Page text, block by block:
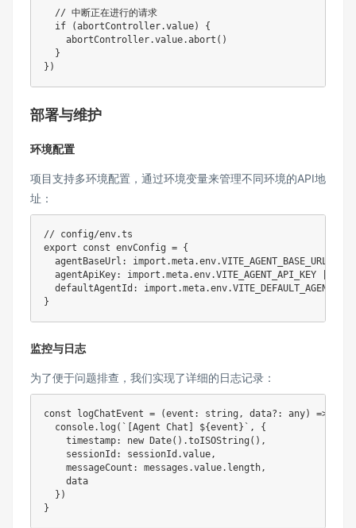
// 中断正在进行的请求
if
(abortController.value)
{
    abortController
.value.abort ( )
}
} )
部署与维护
环境配置
项目支持多环境配置，通过环境变量来管理不同环境的API地
址：
// config/env.ts
export
const envConfig = {
  agentBaseUrl
: import .meta.env.VITE_AGENT_BASE_URL
  agentApiKey
: import .meta.env.VITE_AGENT_API_KEY
  defaultAgentId
: import .meta.env.VITE_DEFAULT_AGENT_ID
}
监控与日志
为了便于问题排查，我们实现了详细的日志记录：
const logChatEvent = (event : string , data? : any) =>
console. log ( ` [Agent Chat] ${event} ` ,
{
    timestamp
: new Date( ) .toISOString ( ) ,
    sessionId
: sessionId .value ,
    messageCount
: messages .value. length ,
    data
} )
}